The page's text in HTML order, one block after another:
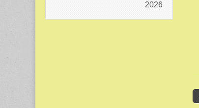
2026